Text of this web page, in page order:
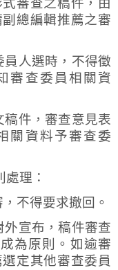
審查之稿件，由
總編輯推薦之審
員人選時，不得徵
審查委員相關資
稿件，審查意見表
關資料予審查委
理：
不得要求撤回。
外宣布，稿件審查
為原則。如逾審
定其他審查委員